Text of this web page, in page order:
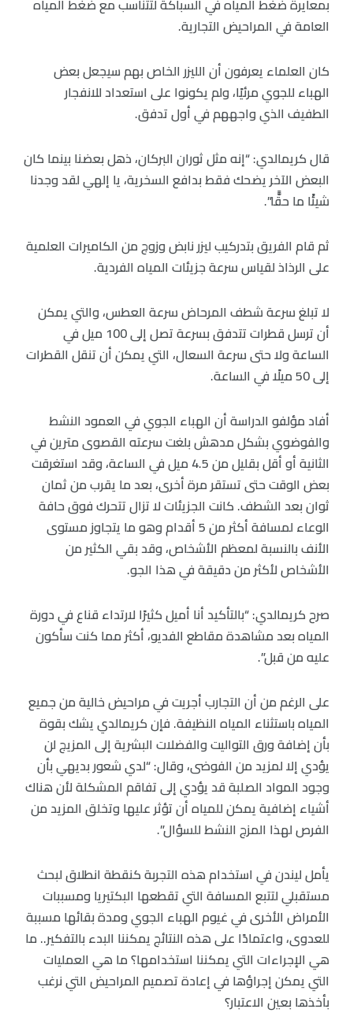
بمعايرة ضغط المياه في السباكة لتتناسب مع ضغط المياه
العامة في المراحيض التجارية.
كان العلماء يعرفون أن الليزر الخاص بهم سيجعل بعض
الهباء للجوي مرئيًا، ولم يكونوا على استعداد للانفجار
الطفيف الذي واجههم في أول تدفق.
قال كريمالدي: “إنه مثل ثوران البركان، ذهل بعضنا بينما كان
البعض الآخر يضحك فقط بدافع السخرية، يا إلهي لقد وجدنا
شيئًا ما حقًّا”.
ثم قام الفريق بتدركيب ليزر نابض وزوج من الكاميرات العلمية
على الرذاذ لقياس سرعة جزيئات المياه الفردية.
لا تبلغ سرعة شطف المرحاض سرعة العطس، والتي يمكن
أن ترسل قطرات تتدفق بسرعة تصل إلى 100 ميل في
الساعة ولا حتى سرعة السعال، التي يمكن أن تنقل القطرات
إلى 50 ميلًا في الساعة.
أفاد مؤلفو الدراسة أن الهباء الجوي في العمود النشط
والفوضوي بشكل مدهش بلغت سرعته القصوى مترين في
الثانية أو أقل بقليل من 4.5 ميل في الساعة، وقد استغرقت
بعض الوقت حتى تستقر مرة أخرى، بعد ما يقرب من ثمان
ثوان بعد الشطف. كانت الجزيئات لا تزال تتحرك فوق حافة
الوعاء لمسافة أكثر من 5 أقدام وهو ما يتجاوز مستوى
الأنف بالنسبة لمعظم الأشخاص، وقد بقي الكثير من
الأشخاص لأكثر من دقيقة في هذا الجو.
صرح كريمالدي: “بالتأكيد أنا أميل كثيرًا لارتداء قناع في دورة
المياه بعد مشاهدة مقاطع الفديو، أكثر مما كنت سأكون
عليه من قبل”.
على الرغم من أن التجارب أجريت في مراحيض خالية من جميع
المياه باستثناء المياه النظيفة. فإن كريمالدي يشك بقوة
بأن إضافة ورق التواليت والفضلات البشرية إلى المزيج لن
يؤدي إلا لمزيد من الفوضى، وقال: “لدي شعور بديهي بأن
وجود المواد الصلبة قد يؤدي إلى تفاقم المشكلة لأن هناك
أشياء إضافية يمكن للمياه أن تؤثر عليها وتخلق المزيد من
الفرص لهذا المزج النشط للسؤال”.
يأمل ليندن في استخدام هذه التجربة كنقطة انطلاق لبحث
مستقبلي لتتبع المسافة التي تقطعها البكتيريا ومسببات
الأمراض الأخرى في غيوم الهباء الجوي ومدة بقائها مسببة
للعدوى، واعتمادًا على هذه النتائج يمكننا البدء بالتفكير.. ما
هي الإجراءات التي يمكننا استخدامها؟ ما هي العمليات
التي يمكن إجراؤها في إعادة تصميم المراحيض التي نرغب
بأخذها بعين الاعتبار؟